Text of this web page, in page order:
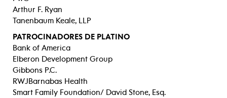
Arthur F. Ryan
Tanenbaum Keale, LLP
PATROCINADORES DE PLATINO
Bank of America
Elberon Development Group
Gibbons P.C.
RWJBarnabas Health
Smart Family Foundation/ David Stone, Esq.